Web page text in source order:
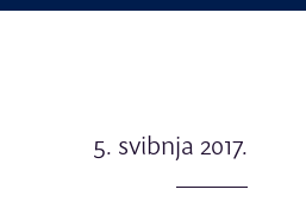
5. svibnja 2017.